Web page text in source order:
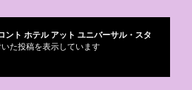
ント ホテル アット ユニバーサル・スタ
いた投稿を表示しています